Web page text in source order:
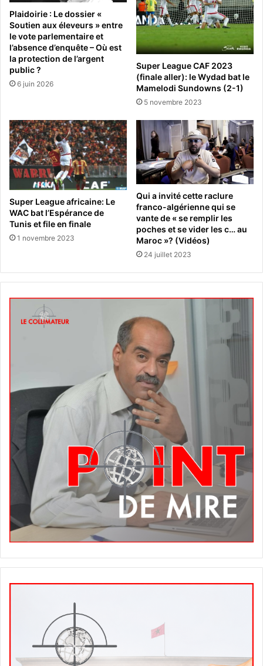
Plaidoirie : Le dossier «
Soutien aux éleveurs » entre
le vote parlementaire et
l’absence d’enquête – Où est
la protection de l’argent
public ?
6 juin 2026
Super League CAF 2023
(finale aller): le Wydad bat le
Mamelodi Sundowns (2-1)
5 novembre 2023
Super League africaine: Le
WAC bat l’Espérance de
Tunis et file en finale
1 novembre 2023
Qui a invité cette raclure
franco-algérienne qui se
vante de « se remplir les
poches et se vider les c… au
Maroc »? (Vidéos)
24 juillet 2023